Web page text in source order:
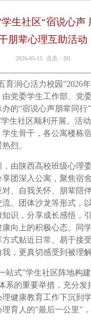
生社区“宿说心声
朋辈心理互助活动
2026-05-15 点击：[9]
育润心活力校园”2026
由党委学生工作部、党
的“宿说心声朋辈同行
生社区顺利开展。活
生骨干，各公寓楼栋
烈。
由陕西高校班级心理
团深入公寓，聚焦宿
、自我关怀、朋辈陪
、团体沙龙等形式，
识，分享成长感悟，
向上的积极心态。同
式贴近日常、易于接
，更真切感受到被理
站式”学生社区阵地构
系的重要举措，充分发
健康教育工作下沉到
育人的“最后一公里”